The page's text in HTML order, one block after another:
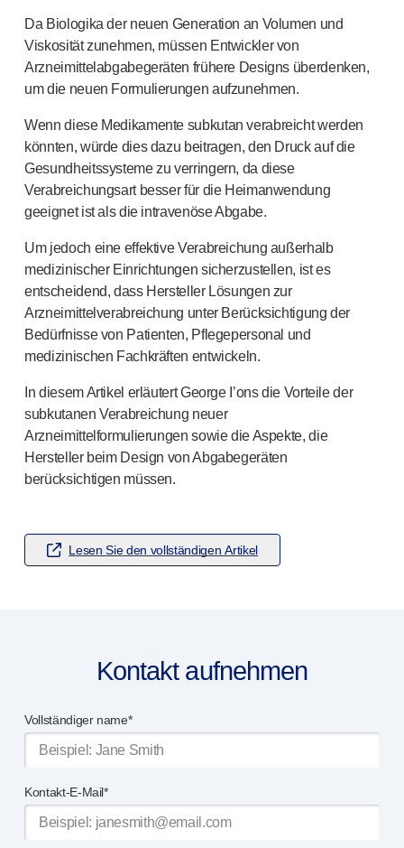
Amielle
Comfort
Rapport
Augenbehandlung
AutoDrop
Neuropen®
Neuropen ®Monofilamente
Neurotips
Produkte zur Selbstinjektion
Aidaptus® Autoinjektor
EcoSafe Sicherheitsspritze
EcoSafe wiederverwendbarer Autoinjektor
Autoject® 2
Autopen®
Arzneimittel-Abgabesysteme
UNSERE PLATTFORMEN
Aidaptus
Autoinjektor
EcoSafe
EcoSafe
Sicherheitsspritze
EcoSafe wiederverwendbarer Autoinjektor
UNSERE EXPERTISE
Operationsmanagement
Lieferkettenmanagement
Patientenorientiertes Design
Programmmanagement
Qualitäts- und Regulierungsservices
Gerätedesign-Services
B Corp
UN Global Compact Sponsorship
Da Biologika der neuen Generation an Volumen und
Viskosität zunehmen, müssen Entwickler von
Arzneimittelabgabegeräten frühere Designs überdenken,
um die neuen Formulierungen aufzunehmen.
Wenn diese Medikamente subkutan verabreicht werden
könnten, würde dies dazu beitragen, den Druck auf die
Gesundheitssysteme zu verringern, da diese
Verabreichungsart besser für die Heimanwendung
geeignet ist als die intravenöse Abgabe.
Um jedoch eine effektive Verabreichung außerhalb
medizinischer Einrichtungen sicherzustellen, ist es
entscheidend, dass Hersteller Lösungen zur
Arzneimittelverabreichung unter Berücksichtigung der
Bedürfnisse von Patienten, Pflegepersonal und
medizinischen Fachkräften entwickeln.
In diesem Artikel erläutert George I’ons die Vorteile der
subkutanen Verabreichung neuer
Arzneimittelformulierungen sowie die Aspekte, die
Hersteller beim Design von Abgabegeräten
berücksichtigen müssen.
Lesen Sie den vollständigen Artikel
Kontakt aufnehmen
Vollständiger name*
Kontakt-E-Mail*